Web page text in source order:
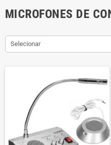
MICROFONES DE
Selecionar